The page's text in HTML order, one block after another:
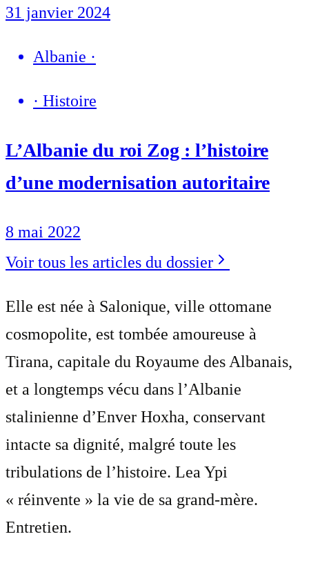
31 janvier 2024
Albanie ·
· Histoire
L’Albanie du roi Zog : l’histoire
d’une modernisation autoritaire
8 mai 2022
Voir tous les articles du dossier
Elle est née à Salonique, ville ottomane
cosmopolite, est tombée amoureuse à
Tirana, capitale du Royaume des Albanais,
et a longtemps vécu dans l’Albanie
stalinienne d’Enver Hoxha, conservant
intacte sa dignité, malgré toute les
tribulations de l’histoire. Lea Ypi
« réinvente » la vie de sa grand-mère.
Entretien.